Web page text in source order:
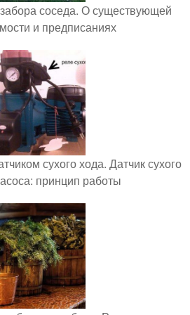
соседа. О существующей
и предписаниях
сухого хода. Датчик сухого
принцип работы